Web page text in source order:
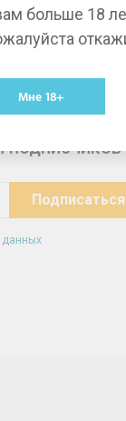
данных
больше 18
Мне 18+